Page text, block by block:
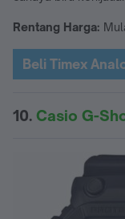
Rentang Harga:
Beli Timex
10. Casio G-